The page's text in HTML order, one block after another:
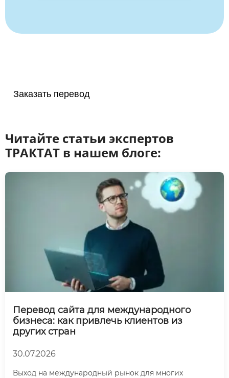
Заказать перевод
Читайте статьи экспертов
ТРАКТАТ в нашем блоге:
Перевод сайта для международного
бизнеса: как привлечь клиентов из
других стран
30.07.2026
Выход на международный рынок для многих